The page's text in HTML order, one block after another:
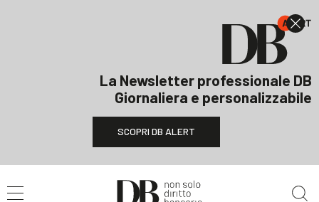
La Newsletter professionale DB
Giornaliera e personalizzabile
SCOPRI DB ALERT